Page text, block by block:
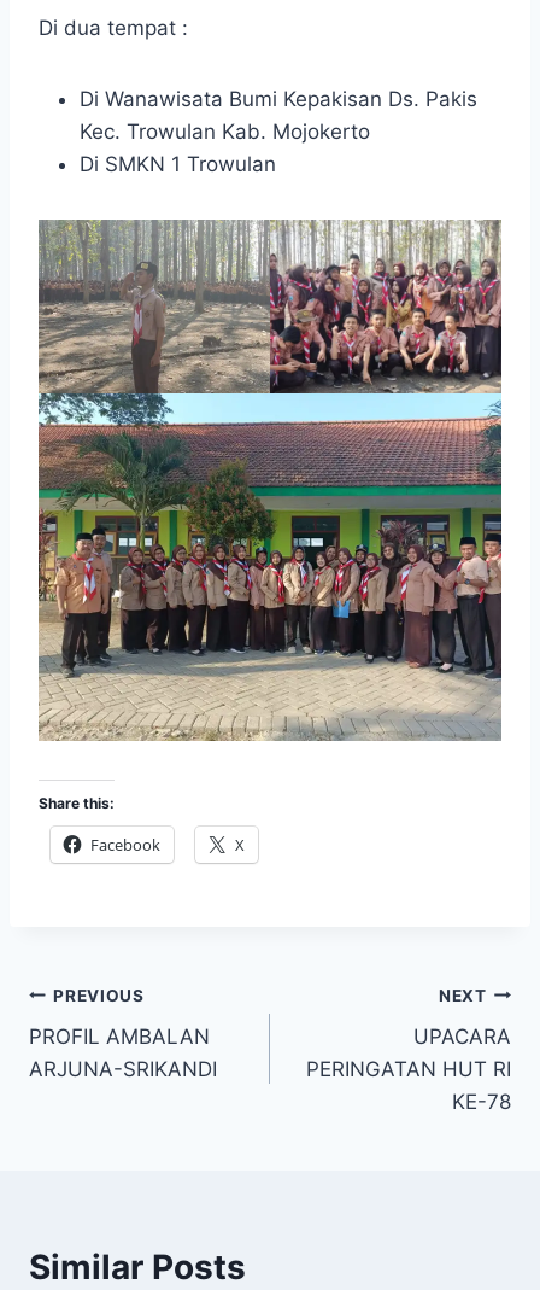
Di dua tempat :
Di Wanawisata Bumi Kepakisan Ds. Pakis
Kec. Trowulan Kab. Mojokerto
Di SMKN 1 Trowulan
Share this:
Facebook X
Post
navigation
PREVIOUS
PROFIL AMBALAN
ARJUNA-SRIKANDI
NEXT
UPACARA
PERINGATAN HUT RI
KE-78
Similar Posts